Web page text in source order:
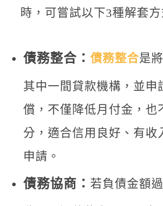
時，可嘗試以下3種解套方
債務整合： 債務整合是
其中一間貸款機構，並申
償，不僅降低月付金，也
分，適合信用良好、有收
申請。
債務協商： 若負債金額